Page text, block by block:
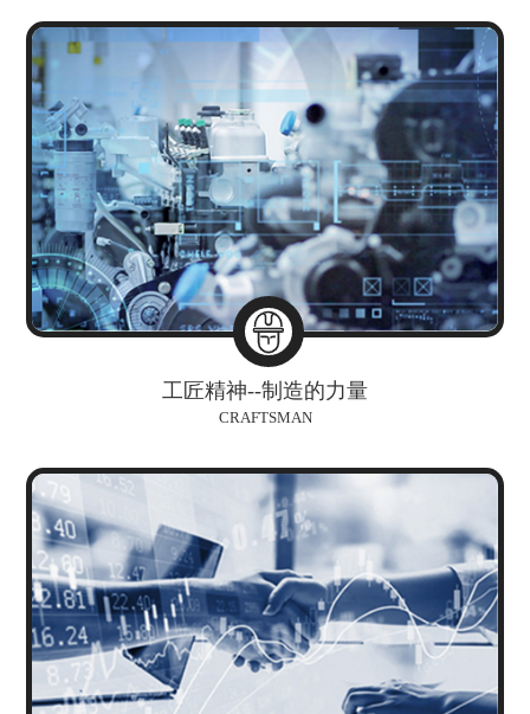
工匠精神--制造的力量
CRAFTSMAN